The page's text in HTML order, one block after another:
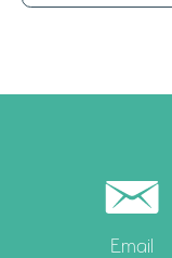
Email